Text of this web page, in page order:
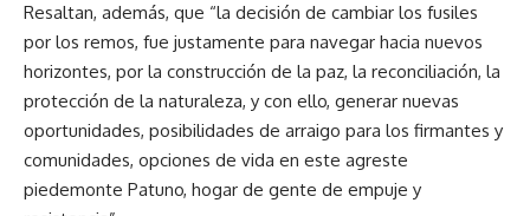
Resaltan, además, que “la decisión de cambiar los fusiles
por los remos, fue justamente para navegar hacia nuevos
horizontes, por la construcción de la paz, la reconciliación, la
protección de la naturaleza, y con ello, generar nuevas
oportunidades, posibilidades de arraigo para los firmantes y
comunidades, opciones de vida en este agreste
piedemonte Patuno, hogar de gente de empuje y